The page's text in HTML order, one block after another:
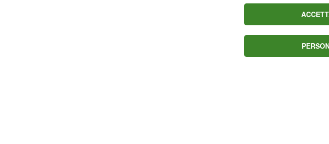
attirare la sua attenzione. Proprio nel momento in cui era
riuscito nel suo intento, però, è arrivato un colpo di scena:
un'importante proposta lavorativa allontanerà la ragazza da